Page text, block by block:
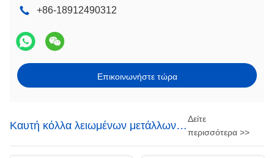
+86-18912490312
Επικοινωνήστε τώρα
Καυτή κόλλα λειωμένων μετάλλων
PUR
Δείτε
περισσότερα >>